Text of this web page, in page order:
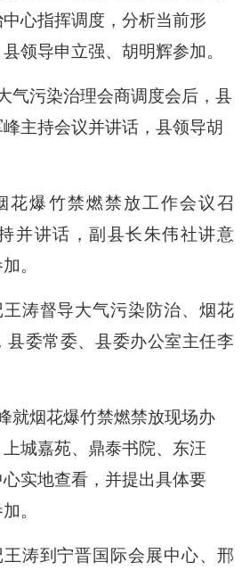
心指挥调度，分析当前形
县领导申立强、胡明辉参加。
气污染治理会商调度会后，县
主持会议并讲话，县领导胡
花爆竹禁燃禁放工作会议召
并讲话，副县长朱伟社讲意
。
涛督导大气污染防治、烟花
县委常委、县委办公室主任李
就烟花爆竹禁燃禁放现场办
城嘉苑、鼎泰书院、东汪
实地查看，并提出具体要
。
涛到宁晋国际会展中心、邢